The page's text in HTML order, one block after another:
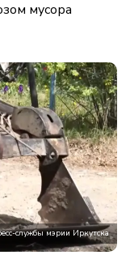
мусора
службы мэрии Иркутска